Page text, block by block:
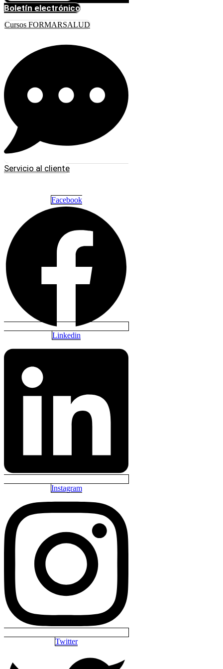
Boletín electrónico
Cursos FORMARSALUD
Servicio al cliente
Facebook
Linkedin
Instagram
Twitter